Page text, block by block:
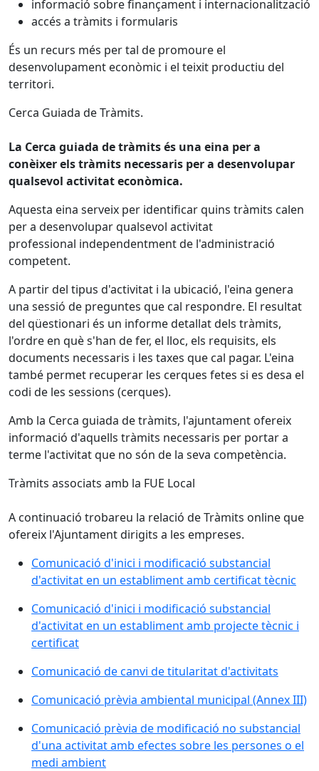
informació sobre finançament i internacionalització
accés a tràmits i formularis
És un recurs més per tal de promoure el
desenvolupament econòmic i el teixit productiu del
territori.
Cerca Guiada de Tràmits.
La Cerca guiada de tràmits és una eina per a
conèixer els tràmits necessaris per a desenvolupar
qualsevol activitat econòmica.
Aquesta eina serveix per identificar quins tràmits calen
per a desenvolupar qualsevol activitat
professional independentment de l'administració
competent.
A partir del tipus d'activitat i la ubicació, l'eina genera
una sessió de preguntes que cal respondre. El resultat
del qüestionari és un informe detallat dels tràmits,
l'ordre en què s'han de fer, el lloc, els requisits, els
documents necessaris i les taxes que cal pagar. L'eina
també permet recuperar les cerques fetes si es desa el
codi de les sessions (cerques).
Amb la Cerca guiada de tràmits, l'ajuntament ofereix
informació d'aquells tràmits necessaris per portar a
terme l'activitat que no són de la seva competència.
Tràmits associats amb la FUE Local
A continuació trobareu la relació de Tràmits online que
ofereix l'Ajuntament dirigits a les empreses.
Comunicació d'inici i modificació substancial
d'activitat en un establiment amb certificat tècnic
Comunicació d'inici i modificació substancial
d'activitat en un establiment amb projecte tècnic i
certificat
Comunicació de canvi de titularitat d'activitats
Comunicació prèvia ambiental municipal (Annex III)
Comunicació prèvia de modificació no substancial
d'una activitat amb efectes sobre les persones o el
medi ambient